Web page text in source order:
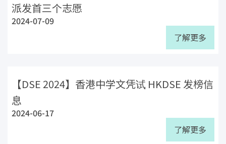
派发首三个志愿
2024-07-09
了解更多
【DSE 2024】香港中学文凭试 HKDSE 发榜信
息
2024-06-17
了解更多